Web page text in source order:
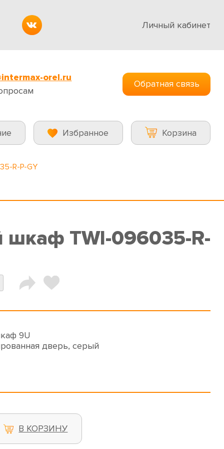
Личный кабинет
orel.ru
Обратная связь
Избранное Корзина
R-P-GY
шкаф TWI-096035-R-
9U
дверь, серый
В КОРЗИНУ